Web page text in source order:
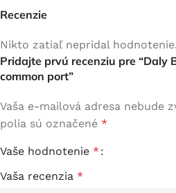
Recenzie
Nikto zatiaľ nepridal hodnotenie.
Pridajte prvú recenziu pre “Daly
common port”
Vaša e-mailová adresa nebude
polia sú označené *
Vaše hodnotenie *
Vaša recenzia *